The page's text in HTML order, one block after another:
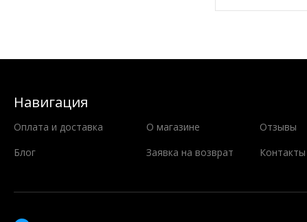
Навигация
Оплата и доставка О магазине Отзывы
Блог
Заявка на возврат Контакты